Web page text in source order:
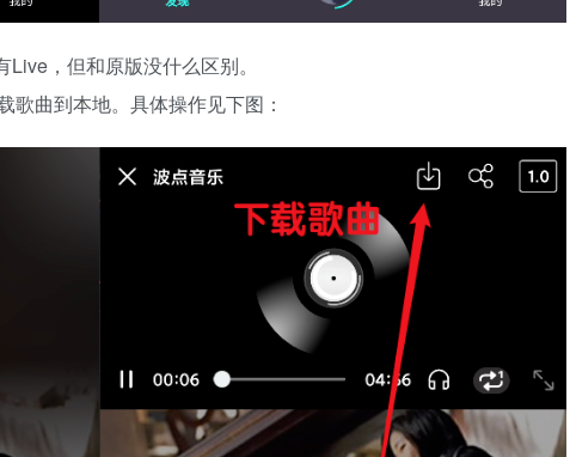
Live，但和原版没什么区别。
歌曲到本地。具体操作见下图：